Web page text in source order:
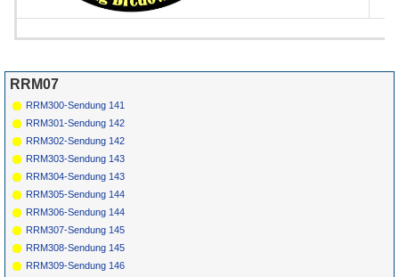
RRM07
RRM300-Sendung 141
RRM301-Sendung 142
RRM302-Sendung 142
RRM303-Sendung 143
RRM304-Sendung 143
RRM305-Sendung 144
RRM306-Sendung 144
RRM307-Sendung 145
RRM308-Sendung 145
RRM309-Sendung 146